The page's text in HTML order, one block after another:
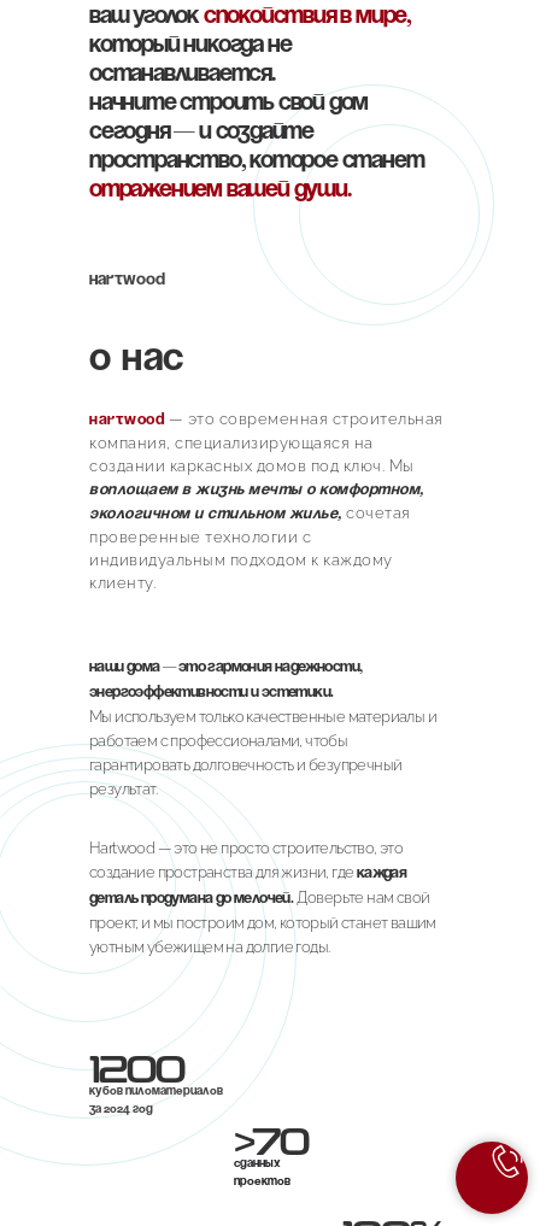
ваш уголокспокойствия в мире,
который никогда не
останавливается.
Начните строить свой дом
сегодня — и создайте
пространство, которое станет
отражением вашей души.
HARTWOOD
О нас
Hartwood — это современная строительная
компания, специализирующаяся на
создании каркасных домов под ключ. Мы
воплощаем в жизнь мечты о комфортном,
экологичном и стильном жилье, сочетая
проверенные технологии с
индивидуальным подходом к каждому
клиенту.
Наши дома — это гармония надежности,
энергоэффективности и эстетики.
Мы используем только качественные материалы и
работаем с профессионалами, чтобы
гарантировать долговечность и безупречный
результат.
Hartwood — это не просто строительство, это
создание пространства для жизни, где каждая
деталь продумана до мелочей.Доверьте нам свой
проект, и мы построим дом, который станет вашим
уютным убежищем на долгие годы.
>70
сданных
проектов
1200
кубов пиломатериалов
за 2024 год